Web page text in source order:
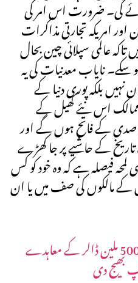
گی۔ ضرورت اس امر کی
امریکہ تجارتی مذاکرات
عالمی سپلائی چین بحال
سکے۔ نایاب معدنیات کی یہ
بلکہ پوری دنیا کے
اس نئے کھیل کے
صدی کے فاتح ہوں گے اور
کے حاشیے پر جا کھڑے
فیصلہ ہے کہ وہ خود کو کس
مالکوں کی صف میں یا ان
پاکستان نے امریکا کو 500 ملین ڈالر کے معاہدے
بھیج دی